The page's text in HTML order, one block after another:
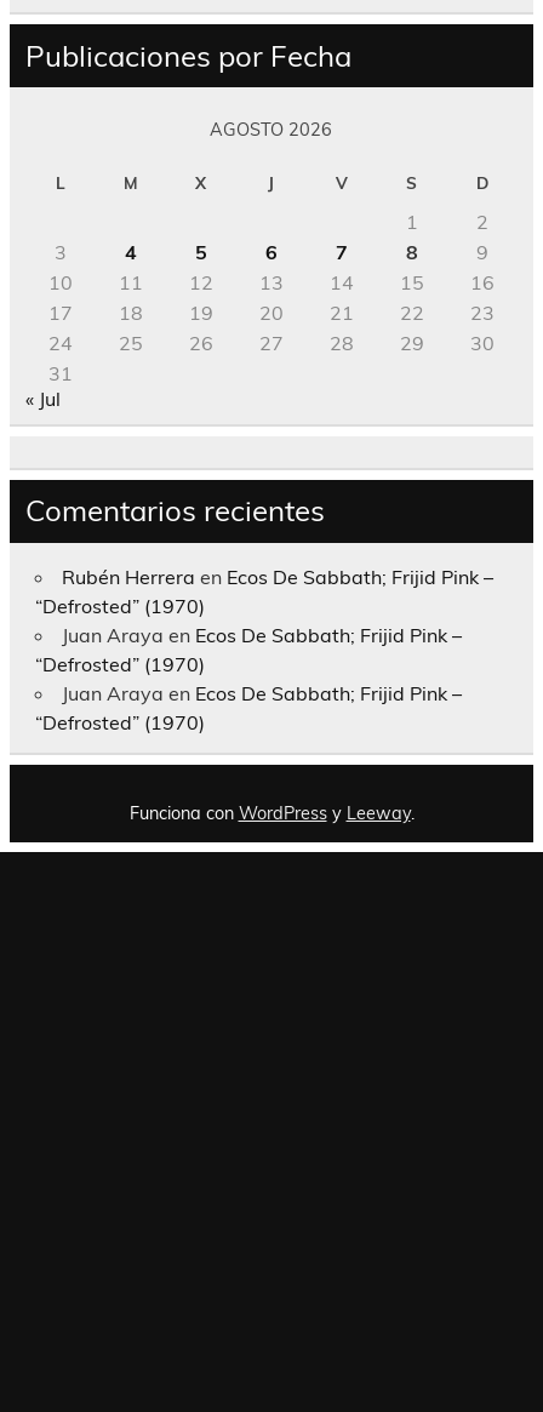
Publicaciones por Fecha
AGOSTO 2026
L M X J V S D
1
2
3
4 5 6 7 8
9
10
11 12 13 14 15
16
17
18 19 20 21 22
23
24
25 26 27 28 29
30
31
« Jul
Comentarios recientes
Rubén Herrera en Ecos De Sabbath; Frijid Pink –
“Defrosted” (1970)
Juan Araya en Ecos De Sabbath; Frijid Pink –
“Defrosted” (1970)
Juan Araya en Ecos De Sabbath; Frijid Pink –
“Defrosted” (1970)
Funciona con WordPressy Leeway.